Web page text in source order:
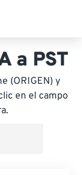
a PST
(ORIGEN) y
en el campo